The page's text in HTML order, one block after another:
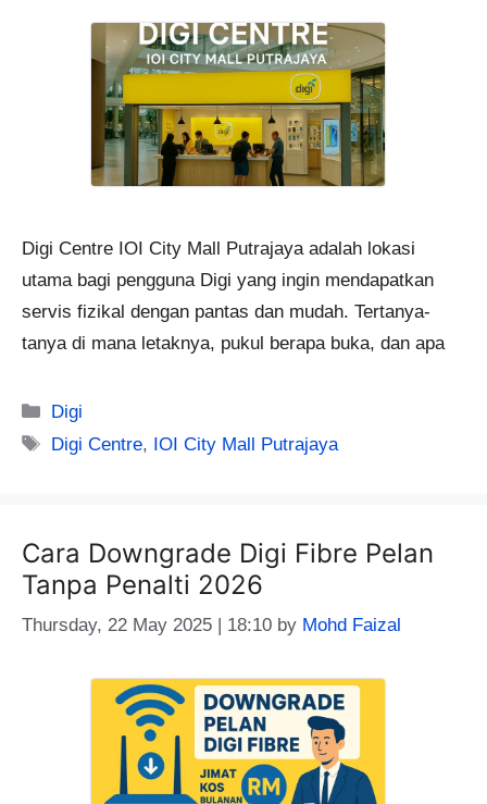
Digi Centre IOI City Mall Putrajaya adalah lokasi
utama bagi pengguna Digi yang ingin mendapatkan
servis fizikal dengan pantas dan mudah. Tertanya-
tanya di mana letaknya, pukul berapa buka, dan apa
Categories
Digi
Tags
Digi Centre, IOI City Mall Putrajaya
Cara Downgrade Digi Fibre Pelan
Tanpa Penalti 2026
Thursday, 22 May 2025 | 18:10 by Mohd Faizal